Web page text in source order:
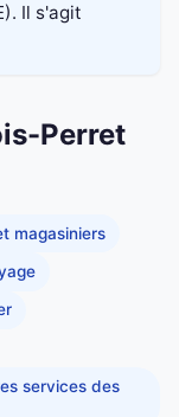
Il s'agit
Perret
magasiniers
services des